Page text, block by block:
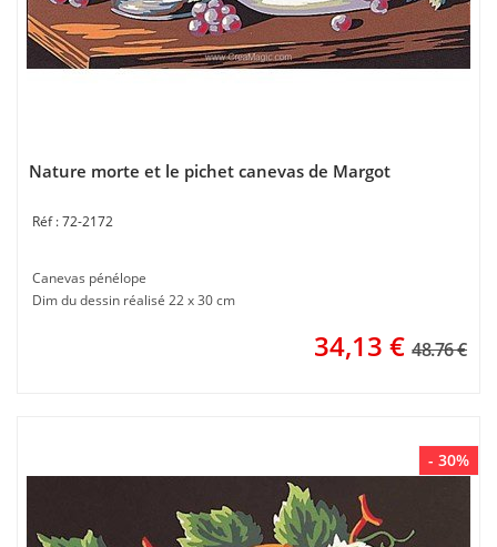
Nature morte et le pichet canevas de Margot
72-2172
Canevas pénélope
Dim du dessin réalisé 22 x 30 cm
34,13 € 48.76 €
- 30%